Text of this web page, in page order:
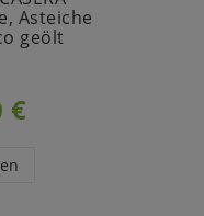
Asteiche
geölt
€